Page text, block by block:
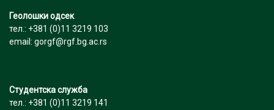
Геолошки одсек
тел.: +381 (0)11 3219 103
email: gorgf@rgf.bg.ac.rs
Студентска служба
тел.: +381 (0)11 3219 141